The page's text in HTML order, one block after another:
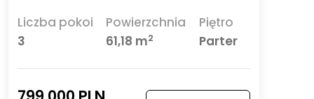
Liczba pokoi
3
Powierzchnia
61,18 m2
Piętro
Parter